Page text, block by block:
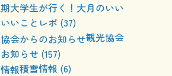
大学生が行く！大月のいい
いことレポ (37)
観光協会
知らせ (157)
積雪情報 (6)